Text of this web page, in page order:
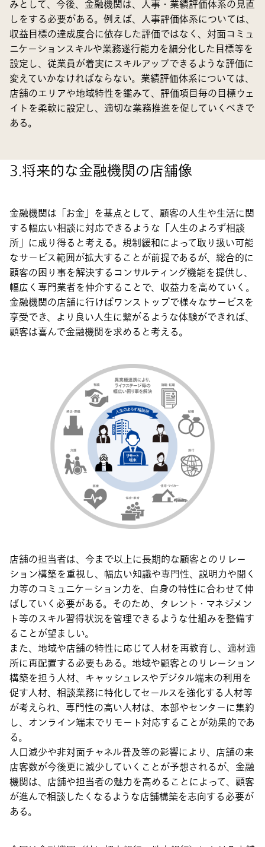
みとして、今後、金融機関は、人事・業績評価体系の見直
しをする必要がある。例えば、人事評価体系については、
収益目標の達成度合に依存した評価ではなく、対面コミュ
ニケーションスキルや業務遂行能力を細分化した目標等を
設定し、従業員が着実にスキルアップできるような評価に
変えていかなければならない。業績評価体系については、
店舗のエリアや地域特性を鑑みて、評価項目毎の目標ウェ
イトを柔軟に設定し、適切な業務推進を促していくべきで
ある。
3.将来的な金融機関の店舗像
金融機関は「お金」を基点として、顧客の人生や生活に関
する幅広い相談に対応できるような「人生のよろず相談
所」に成り得ると考える。規制緩和によって取り扱い可能
なサービス範囲が拡大することが前提であるが、総合的に
顧客の困り事を解決するコンサルティング機能を提供し、
幅広く専門業者を仲介することで、収益力を高めていく。
金融機関の店舗に行けばワンストップで様々なサービスを
享受でき、より良い人生に繋がるような体験ができれば、
顧客は喜んで金融機関を求めると考える。
店舗の担当者は、今まで以上に長期的な顧客とのリレー
ション構築を重視し、幅広い知識や専門性、説明力や聞く
力等のコミュニケーション力を、自身の特性に合わせて伸
ばしていく必要がある。そのため、タレント・マネジメン
ト等のスキル習得状況を管理できるような仕組みを整備す
ることが望ましい。
また、地域や店舗の特性に応じて人材を再教育し、適材適
所に再配置する必要もある。地域や顧客とのリレーション
構築を担う人材、キャッシュレスやデジタル端末の利用を
促す人材、相談業務に特化してセールスを強化する人材等
が考えられ、専門性の高い人材は、本部やセンターに集約
し、オンライン端末でリモート対応することが効果的であ
る。
人口減少や非対面チャネル普及等の影響により、店舗の来
店客数が今後更に減少していくことが予想されるが、金融
機関は、店舗や担当者の魅力を高めることによって、顧客
が進んで相談したくなるような店舗構築を志向する必要が
ある。